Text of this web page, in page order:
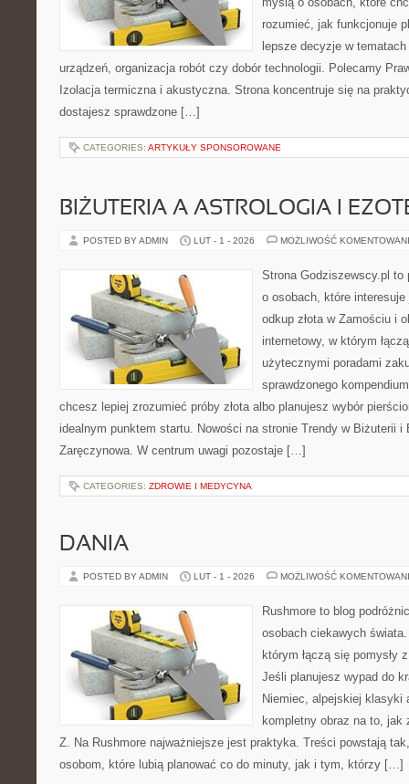
rozumieć, jak funkcjonuje
lepsze decyzje w
urządzeń, organizacja robót czy dobór technologii. Polecamy
Izolacja termiczna i akustyczna. Strona koncentruje się na
dostajesz sprawdzone […]
CATEGORIES: ARTYKUŁY SPONSOROWANE
BIŻUTERIA A ASTROLOGIA I
POSTED BY ADMIN LUT - 1 - 2026 MOŻLIWOŚĆ
Strona Godziszewscy.pl to
o osobach, które
odkup złota w Zamościu i
internetowy, w którym
użytecznymi poradami
sprawdzonego
chcesz lepiej zrozumieć próby złota albo planujesz wybór
idealnym punktem startu. Nowości na stronie Trendy w Biżuterii i
Zaręczynowa. W centrum uwagi pozostaje […]
CATEGORIES: ZDROWIE I MEDYCYNA
DANIA
POSTED BY ADMIN LUT - 1 - 2026 MOŻLIWOŚĆ
Rushmore to blog
osobach ciekawych
którym łączą się pomysły
Jeśli planujesz wypad do
Niemiec, alpejskiej klasyki
kompletny obraz na to, jak
Z. Na Rushmore najważniejsze jest praktyka. Treści powstają
osobom, które lubią planować co do minuty, jak i tym, którzy […]